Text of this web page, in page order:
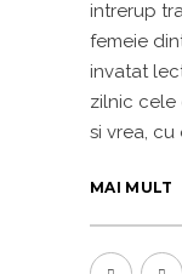
intrerup
femeie
invatat
zilnic cele
si vrea, cu
MAI MULT